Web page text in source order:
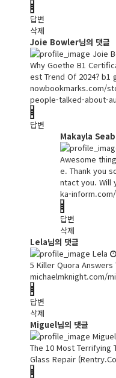
답변
삭제
Joie Bowler님의 댓글
Joie
Why Goethe B1
est Trend Of 2024?
nowbookmarks.com/
people-talked-about-
답변
Makayla
Awesome
e. Thank you
ntact you. Will
ka-inform.com/
답변
삭제
Lela님의 댓글
Lela
5 Killer Quora
michaelmknight.com/
답변
삭제
Miguel님의 댓글
Miguel
The 10 Most Terrifying
Glass Repair